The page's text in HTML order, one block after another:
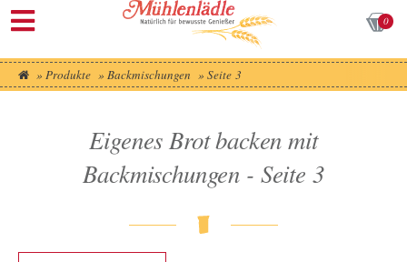
0
» Produkte » Backmischungen » Seite 3
Eigenes Brot backen mit
Backmischungen - Seite 3